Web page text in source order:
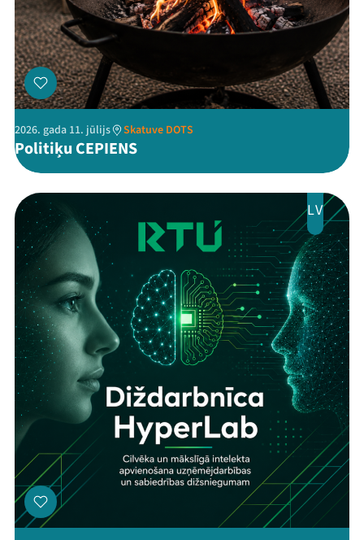
Kontakti
ThreadsFacebookYoutube
X Instagram
Flick TikTok
2026. gada 11. jūlijs Skatuve DOTS
Politiķu CEPIENS
LV